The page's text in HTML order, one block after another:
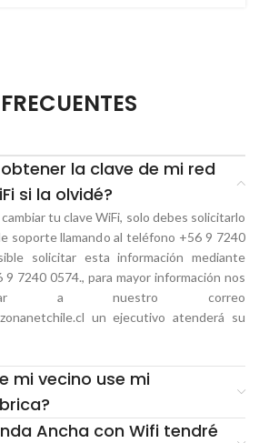
la clave de mi red
si la olvidé?
tu clave WiFi, solo debes solicitarlo
soporte llamando al teléfono +56 9 7240
solicitar esta información mediante
7240 0574., para mayor información nos
a nuestro correo
un ejecutivo atenderá su
mi vecino use mi
Ancha con Wifi tendré